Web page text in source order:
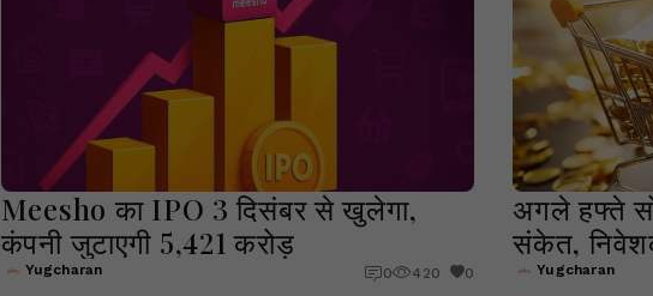
Meesho का IPO 3 दिसंबर से खुलेगा,
कंपनी जुटाएगी ₹5,421 करोड़
Yugcharan 0 420 0
अगले हफ्ते
संकेत,
की नीतिगत
Yugcharan